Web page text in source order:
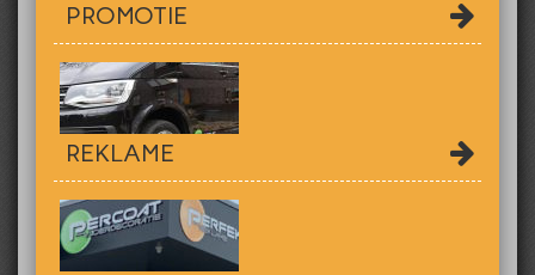
PROMOTIE
REKLAME